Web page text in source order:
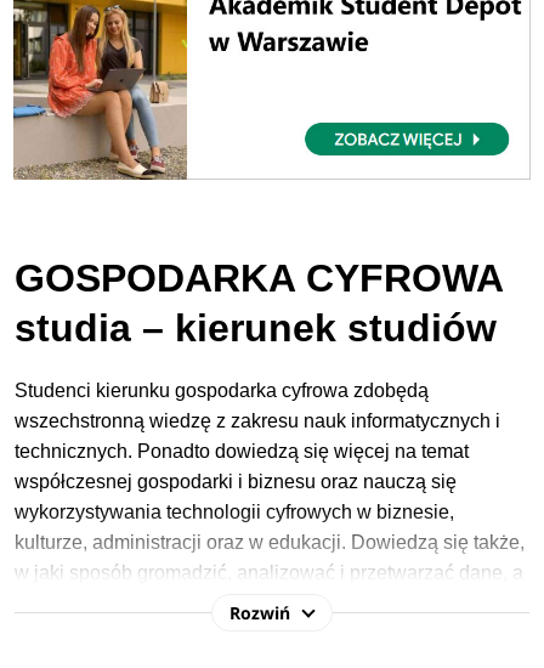
GOSPODARKA CYFROWA
studia – kierunek studiów
Studenci kierunku gospodarka cyfrowa zdobędą
wszechstronną wiedzę z zakresu nauk informatycznych i
technicznych. Ponadto dowiedzą się więcej na temat
współczesnej gospodarki i biznesu oraz nauczą się
wykorzystywania technologii cyfrowych w biznesie,
kulturze, administracji oraz w edukacji. Dowiedzą się także,
w jaki sposób gromadzić, analizować i przetwarzać dane, a
także zdobędą zdolności z obszaru programowania i
Rozwiń